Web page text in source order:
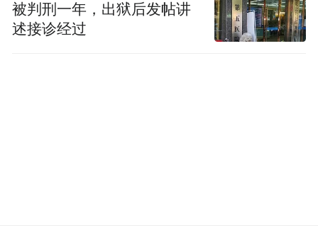
被判刑一年，出狱后发帖讲
述接诊经过